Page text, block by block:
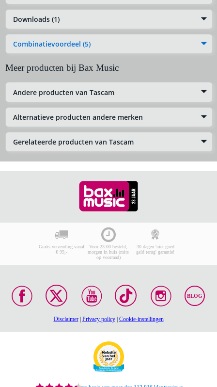
Downloads (1)
Combinatievoordeel (5)
Meer producten bij Bax Music
Andere producten van Tascam
Alternatieve producten andere merken
Gerelateerde producten van Tascam
Gratis verzending vanaf
€ 99,-
Voor 23:00 besteld,
morgen in huis (mits
op voorraad)
30 dagen 'niet goed
geld terug' garantie!
BLOG
Disclaimer| Privacy policy| Cookie-instellingen